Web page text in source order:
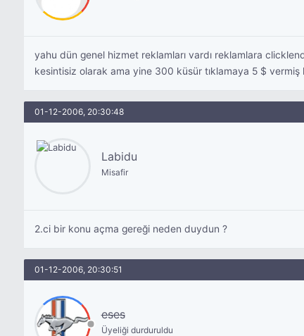
yahu dün genel hizmet reklamları vardı reklamlara
kesintisiz olarak ama yine 300 küsür tıklamaya 5 $
01-12-2006, 20:30:48
Labidu
Misafir
2.ci bir konu açma gereği neden duydun ?
01-12-2006, 20:30:51
eses
Üyeliği durduruldu